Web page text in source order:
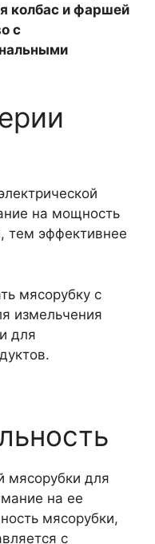
колбас и фаршей
с
на мощность
тем эффективнее
мясорубку с
измельчения
для
мясорубки для
на ее
мясорубки,
с